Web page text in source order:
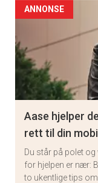
ANNONSE
Aase hjelper
rett til din
Du står på polet og
for hjelpen er nær:
to ukentlige tips